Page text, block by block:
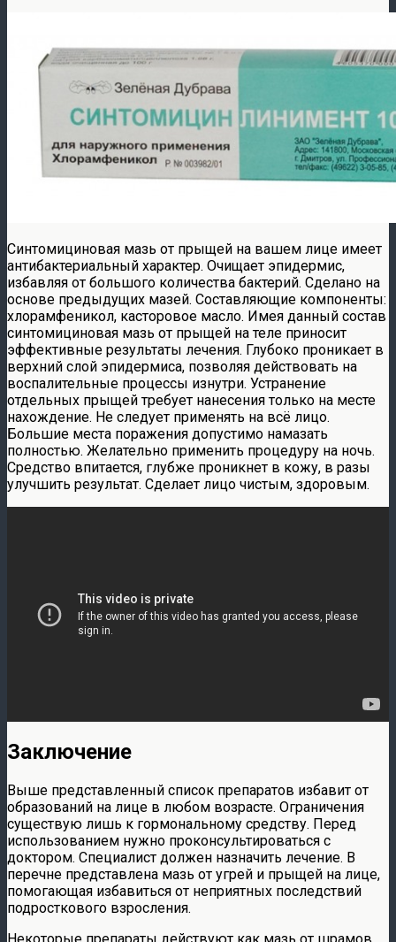
Синтомициновая мазь от прыщей на вашем лице имеет
антибактериальный характер. Очищает эпидермис,
избавляя от большого количества бактерий. Сделано на
основе предыдущих мазей. Составляющие компоненты:
хлорамфеникол, касторовое масло. Имея данный состав
синтомициновая мазь от прыщей на теле приносит
эффективные результаты лечения. Глубоко проникает в
верхний слой эпидермиса, позволяя действовать на
воспалительные процессы изнутри. Устранение
отдельных прыщей требует нанесения только на месте
нахождение. Не следует применять на всё лицо.
Большие места поражения допустимо намазать
полностью. Желательно применить процедуру на ночь.
Средство впитается, глубже проникнет в кожу, в разы
улучшить результат. Сделает лицо чистым, здоровым.
Заключение
Выше представленный список препаратов избавит от
образований на лице в любом возрасте. Ограничения
существую лишь к гормональному средству. Перед
использованием нужно проконсультироваться с
доктором. Специалист должен назначить лечение. В
перечне представлена мазь от угрей и прыщей на лице,
помогающая избавиться от неприятных последствий
подросткового взросления.